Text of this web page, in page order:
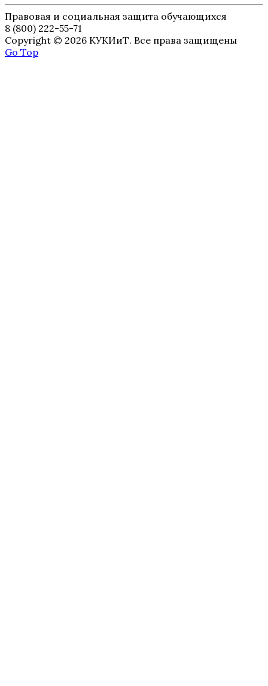
Правовая и социальная защита обучающихся
8 (800) 222-55-71
Copyright © 2026 КУКИиТ. Все права защищены
Go Top